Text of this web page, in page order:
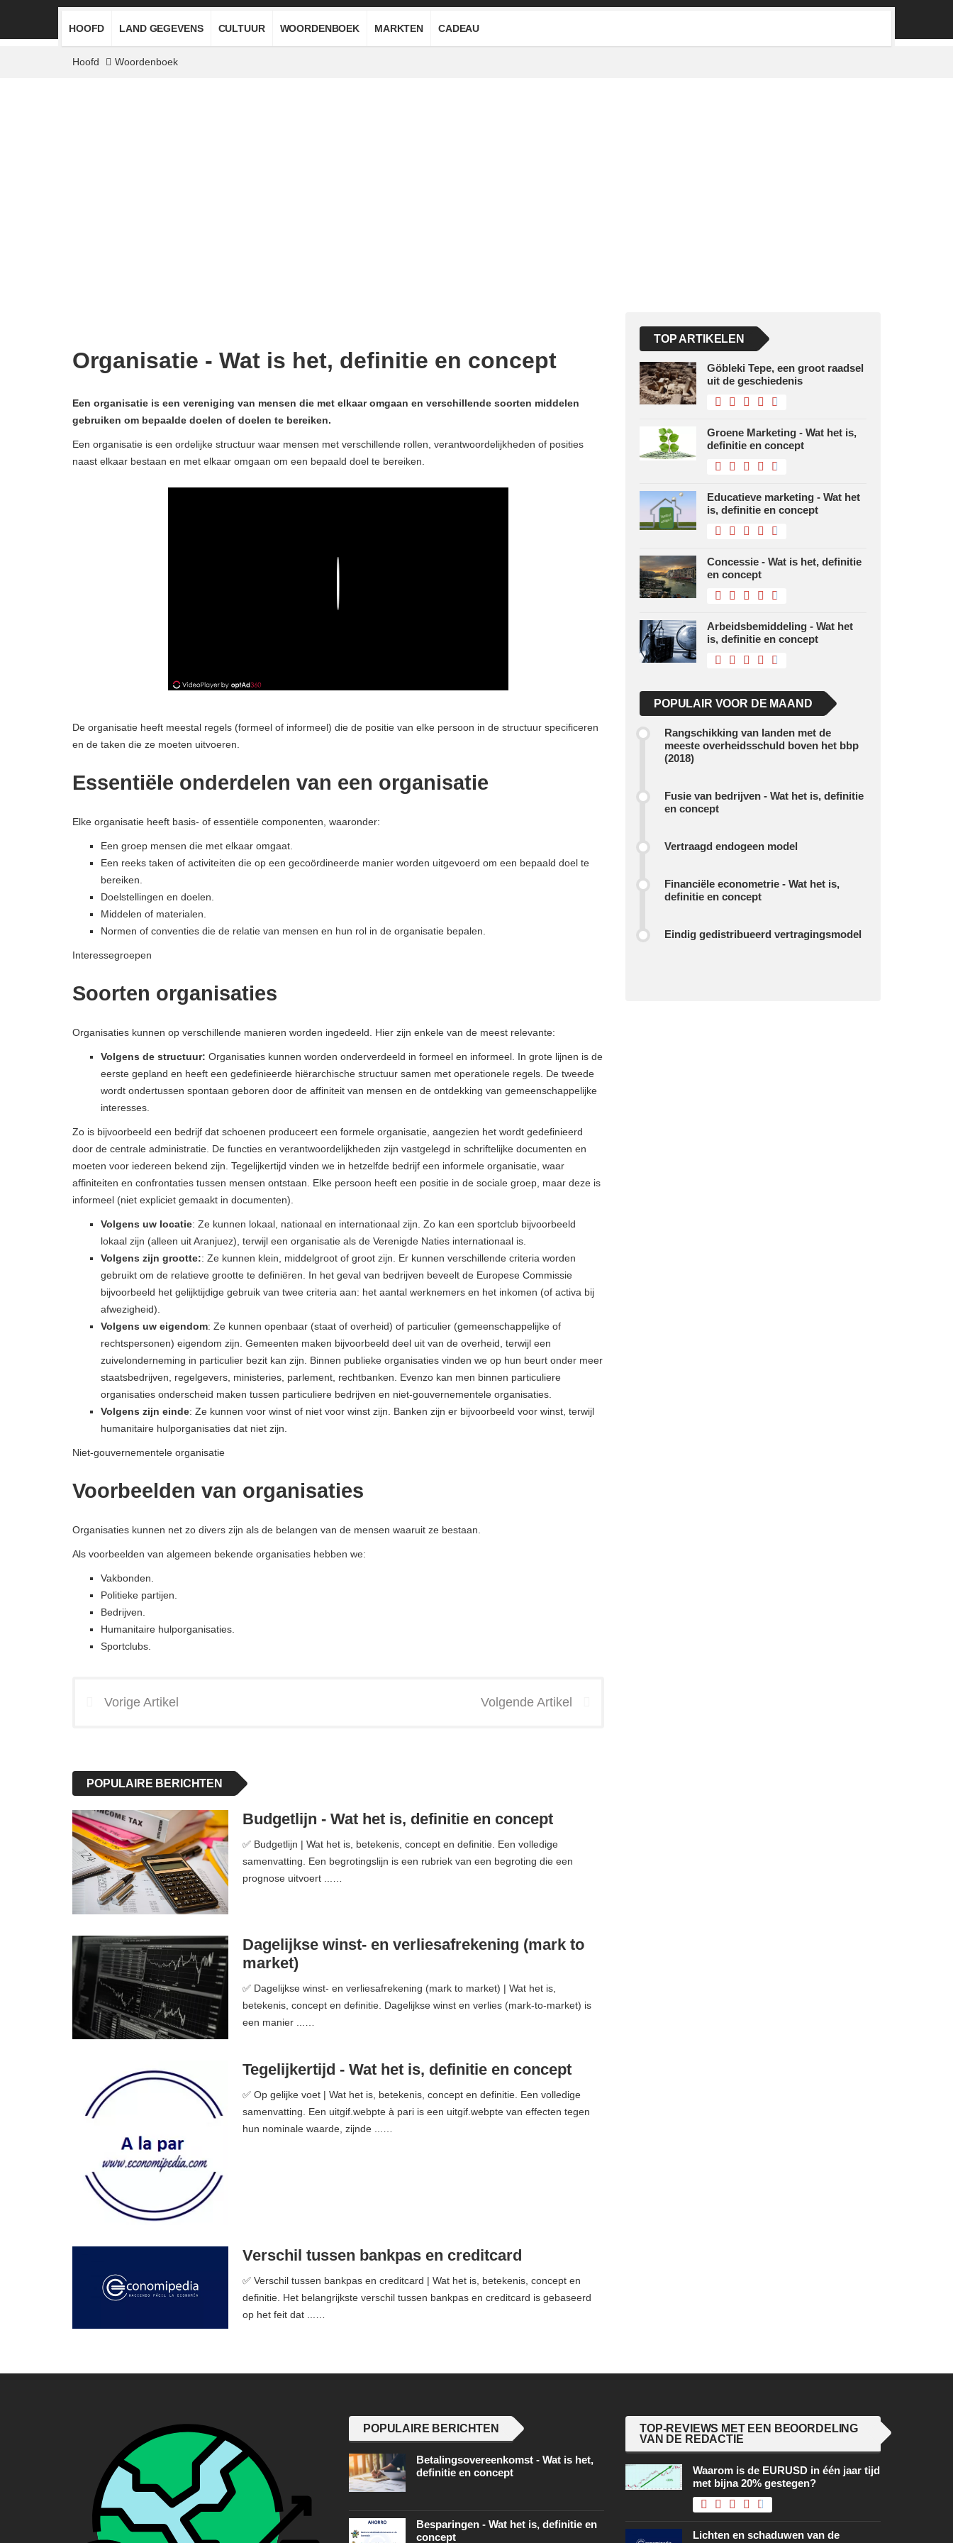
HOOFD LAND GEGEVENS CULTUUR WOORDENBOEK MARKTEN CADEAU
Hoofd Woordenboek
Organisatie - Wat is het, definitie en concept
Een organisatie is een vereniging van mensen die met elkaar omgaan en verschillende soorten middelen
gebruiken om bepaalde doelen of doelen te bereiken.
Een organisatie is een ordelijke structuur waar mensen met verschillende rollen, verantwoordelijkheden of posities
naast elkaar bestaan ​​en met elkaar omgaan om een ​​bepaald doel te bereiken.
De organisatie heeft meestal regels (formeel of informeel) die de positie van elke persoon in de structuur specificeren
en de taken die ze moeten uitvoeren.
Essentiële onderdelen van een organisatie
Elke organisatie heeft basis- of essentiële componenten, waaronder:
Een groep mensen die met elkaar omgaat.
Een reeks taken of activiteiten die op een gecoördineerde manier worden uitgevoerd om een ​​bepaald doel te
bereiken.
Doelstellingen en doelen.
Middelen of materialen.
Normen of conventies die de relatie van mensen en hun rol in de organisatie bepalen.
Interessegroepen
Soorten organisaties
Organisaties kunnen op verschillende manieren worden ingedeeld. Hier zijn enkele van de meest relevante:
Volgens de structuur: Organisaties kunnen worden onderverdeeld in formeel en informeel. In grote lijnen is de
eerste gepland en heeft een gedefinieerde hiërarchische structuur samen met operationele regels. De tweede
wordt ondertussen spontaan geboren door de affiniteit van mensen en de ontdekking van gemeenschappelijke
interesses.
Zo is bijvoorbeeld een bedrijf dat schoenen produceert een formele organisatie, aangezien het wordt gedefinieerd
door de centrale administratie. De functies en verantwoordelijkheden zijn vastgelegd in schriftelijke documenten en
moeten voor iedereen bekend zijn. Tegelijkertijd vinden we in hetzelfde bedrijf een informele organisatie, waar
affiniteiten en confrontaties tussen mensen ontstaan. Elke persoon heeft een positie in de sociale groep, maar deze is
informeel (niet expliciet gemaakt in documenten).
Volgens uw locatie: Ze kunnen lokaal, nationaal en internationaal zijn. Zo kan een sportclub bijvoorbeeld
lokaal zijn (alleen uit Aranjuez), terwijl een organisatie als de Verenigde Naties internationaal is.
Volgens zijn grootte:: Ze kunnen klein, middelgroot of groot zijn. Er kunnen verschillende criteria worden
gebruikt om de relatieve grootte te definiëren. In het geval van bedrijven beveelt de Europese Commissie
bijvoorbeeld het gelijktijdige gebruik van twee criteria aan: het aantal werknemers en het inkomen (of activa bij
afwezigheid).
Volgens uw eigendom: Ze kunnen openbaar (staat of overheid) of particulier (gemeenschappelijke of
rechtspersonen) eigendom zijn. Gemeenten maken bijvoorbeeld deel uit van de overheid, terwijl een
zuivelonderneming in particulier bezit kan zijn. Binnen publieke organisaties vinden we op hun beurt onder meer
staatsbedrijven, regelgevers, ministeries, parlement, rechtbanken. Evenzo kan men binnen particuliere
organisaties onderscheid maken tussen particuliere bedrijven en niet-gouvernementele organisaties.
Volgens zijn einde: Ze kunnen voor winst of niet voor winst zijn. Banken zijn er bijvoorbeeld voor winst, terwijl
humanitaire hulporganisaties dat niet zijn.
Niet-gouvernementele organisatie
Voorbeelden van organisaties
Organisaties kunnen net zo divers zijn als de belangen van de mensen waaruit ze bestaan.
Als voorbeelden van algemeen bekende organisaties hebben we:
Vakbonden.
Politieke partijen.
Bedrijven.
Humanitaire hulporganisaties.
Sportclubs.
Vorige Artikel Volgende Artikel
POPULAIRE BERICHTEN
Budgetlijn - Wat het is, definitie en concept
✅ Budgetlijn | Wat het is, betekenis, concept en definitie. Een volledige
samenvatting. Een begrotingslijn is een rubriek van een begroting die een
prognose uitvoert ...…
Dagelijkse winst- en verliesafrekening (mark to
market)
✅ Dagelijkse winst- en verliesafrekening (mark to market) | Wat het is,
betekenis, concept en definitie. Dagelijkse winst en verlies (mark-to-market) is
een manier ...…
Tegelijkertijd - Wat het is, definitie en concept
✅ Op gelijke voet | Wat het is, betekenis, concept en definitie. Een volledige
samenvatting. Een uitgif.webpte à pari is een uitgif.webpte van effecten tegen
hun nominale waarde, zijnde ...…
Verschil tussen bankpas en creditcard
✅ Verschil tussen bankpas en creditcard | Wat het is, betekenis, concept en
definitie. Het belangrijkste verschil tussen bankpas en creditcard is gebaseerd
op het feit dat ...…
TOP ARTIKELEN
Göbleki Tepe, een groot raadsel
uit de geschiedenis
Groene Marketing - Wat het is,
definitie en concept
Educatieve marketing - Wat het
is, definitie en concept
Concessie - Wat is het, definitie
en concept
Arbeidsbemiddeling - Wat het
is, definitie en concept
POPULAIR VOOR DE MAAND
Rangschikking van landen met de
meeste overheidsschuld boven het bbp
(2018)
Fusie van bedrijven - Wat het is, definitie
en concept
Vertraagd endogeen model
Financiële econometrie - Wat het is,
definitie en concept
Eindig gedistribueerd vertragingsmodel
POPULAIRE BERICHTEN
Betalingsovereenkomst - Wat is het,
definitie en concept
Besparingen - Wat het is, definitie en
concept
TOP-REVIEWS MET EEN BEOORDELING
VAN DE REDACTIE
Waarom is de EURUSD in één jaar tijd
met bijna 20% gestegen?
Lichten en schaduwen van de